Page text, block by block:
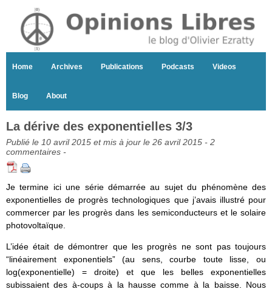
Home Archives Publications Podcasts Videos
Blog About
La dérive des exponentielles 3/3
Publié le 10 avril 2015 et mis à jour le 26 avril 2015 - 2
commentaires -
Je termine ici une série démarrée au sujet du phénomène des
exponentielles de progrès technologiques que j’avais illustré pour
commercer par les progrès dans les semiconducteurs et le solaire
photovoltaïque.
L’idée était de démontrer que les progrès ne sont pas toujours
“linéairement exponentiels” (au sens, courbe toute lisse, ou
log(exponentielle) = droite) et que les belles exponentielles
subissaient des à-coups à la hausse comme à la baisse. Nous